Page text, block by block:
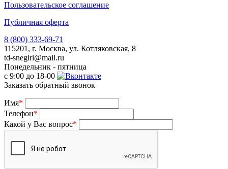
Пользовательское соглашение
Публичная оферта
8 (800) 333-69-71
115201, г. Москва, ул. Котляковская, 8
td-snegiri@mail.ru
Понедельник - пятница
с 9:00 до 18-00
Заказать обратный звонок
Имя*
Телефон*
Какой у Вас вопрос*